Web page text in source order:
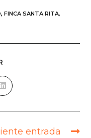
, FINCA SANTA RITA,
entrada